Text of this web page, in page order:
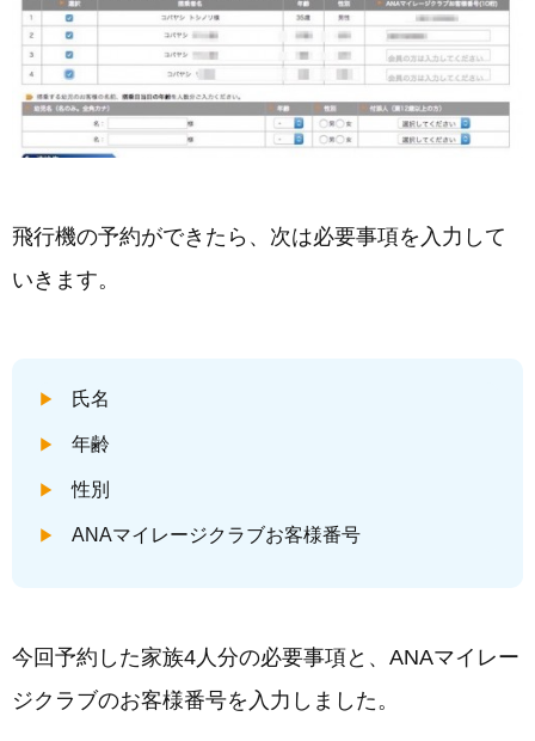
飛行機の予約ができたら、次は必要事項を入力して
いきます。
氏名
年齢
性別
ANAマイレージクラブお客様番号
今回予約した家族4人分の必要事項と、ANAマイレー
ジクラブのお客様番号を入力しました。